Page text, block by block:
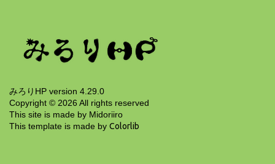
みろりHP version 4.29.0
Copyright © 2026 All rights reserved
This site is made by Midoriiro
This template is made by Colorlib